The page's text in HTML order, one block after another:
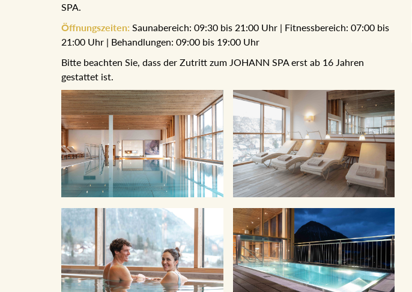
Öffnungszeiten:
21:00 Uhr | Behandlungen: 09:00 bis 19:00 Uhr
Bitte beachten Sie, dass der Zutritt zum JOHANN SPA erst ab 16 Jahren
gestattet ist.